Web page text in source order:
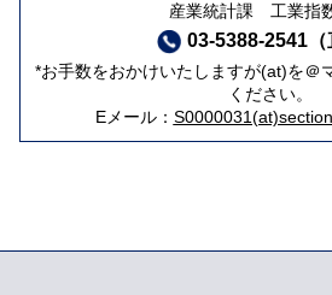
産業統計課 工業指
03-5388-2541（
*お手数をおかけいたしますが(at)を＠
ください。
Eメール：